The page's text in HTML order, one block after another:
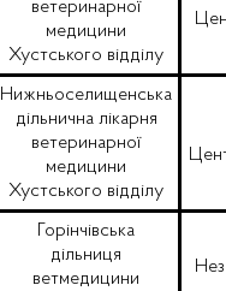
ветеринарної
медицини
Хустського відділу
Нижньоселищенська
дільнична лікарня
ветеринарної
медицини
Хустського відділу
Горінчівська
дільниця
ветмедицини